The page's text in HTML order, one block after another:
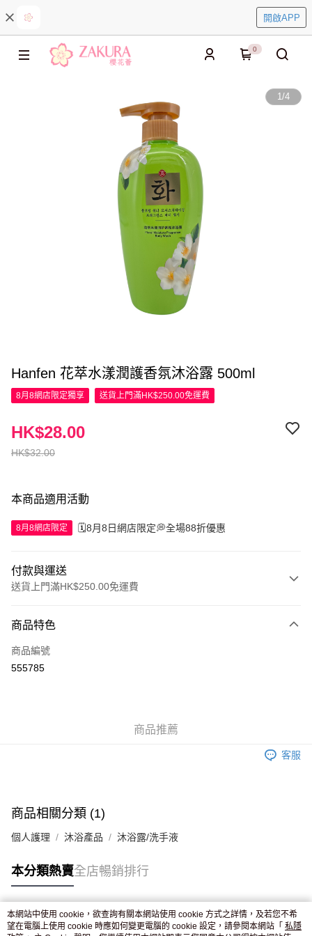
開啟APP
0
1/4
Hanfen 花萃水漾潤護香氛沐浴露 500ml
8月8網店限定獨享 送貨上門滿HK$250.00免運費
HK$32.00
HK$28.00
本商品適用活動
8月8網店限定 🗓️8月8日網店限定💭全場88折優惠
付款與運送
送貨上門滿HK$250.00免運費
信用卡
Apple Pay
付款後門市自取，訂單確認後2-4個工作天到店，7天內取。逾期後
商品特色
商品編號
555785
商品推薦
客服
商品相關分類 (1)
個人護理 沐浴產品 沐浴露/洗手液
本分類熱賣全店暢銷排行
熱門標籤
本網站中使用 cookie，欲查詢有關本網站使用 cookie 方式之詳情，及若您不希
望在電腦上使用 cookie 時應如何變更電腦的 cookie 設定，請參閱本網站「 私隱